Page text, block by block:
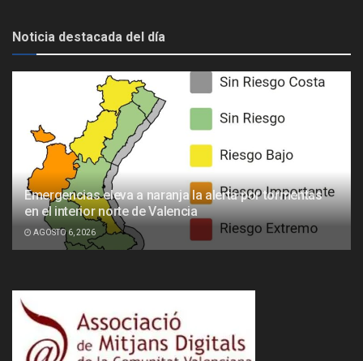
Noticia destacada del día
Emergencias eleva a naranja la alerta por tormentas
en el interior norte de Valencia
AGOSTO 6, 2026